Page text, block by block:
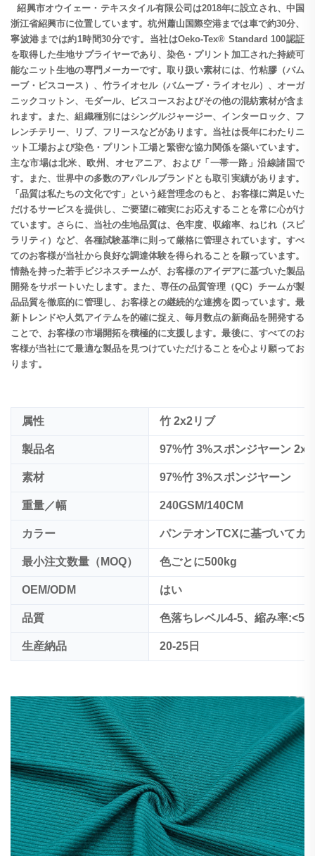
紹興市オウイェー・テキスタイル有限公司は2018年に設立され、中国
浙江省紹興市に位置しています。杭州蕭山国際空港までは車で約30分、
寧波港までは約1時間30分です。当社はOeko-Tex® Standard 100認証
を取得した生地サプライヤーであり、染色・プリント加工された持続可
能なニット生地の専門メーカーです。取り扱い素材には、竹粘膠（バム
ーブ・ビスコース）、竹ライオセル（バムーブ・ライオセル）、オーガ
ニックコットン、モダール、ビスコースおよびその他の混紡素材が含ま
れます。また、組織種別にはシングルジャージー、インターロック、フ
レンチテリー、リブ、フリースなどがあります。当社は長年にわたりニ
ット工場および染色・プリント工場と緊密な協力関係を築いています。
主な市場は北米、欧州、オセアニア、および「一帯一路」沿線諸国で
す。また、世界中の多数のアパレルブランドとも取引実績があります。
「品質は私たちの文化です」という経営理念のもと、お客様に満足いた
だけるサービスを提供し、ご要望に確実にお応えすることを常に心がけ
ています。さらに、当社の生地品質は、色牢度、収縮率、ねじれ（スピ
ラリティ）など、各種試験基準に則って厳格に管理されています。すべ
てのお客様が当社から良好な調達体験を得られることを願っています。
情熱を持った若手ビジネスチームが、お客様のアイデアに基づいた製品
開発をサポートいたします。また、専任の品質管理（QC）チームが製
品品質を徹底的に管理し、お客様との継続的な連携を図っています。最
新トレンドや人気アイテムを的確に捉え、毎月数点の新商品を開発する
ことで、お客様の市場開拓を積極的に支援します。最後に、すべてのお
客様が当社にて最適な製品を見つけていただけることを心より願ってお
ります。
属性 竹 2x2リブ
製品名 97%竹 3%スポンジヤーン
素材 97%竹 3%スポンジヤーン
重量／幅 240GSM/140CM
カラー パンテオンTCXに基づいてカ
最小注文数量（MOQ） 色ごとに500kg
OEM/ODM はい
品質 色落ちレベル4-5、縮み率:<5%
生産納品 20-25日